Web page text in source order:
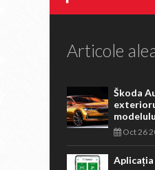
Articole
Škoda
Oct 26
Aplicația